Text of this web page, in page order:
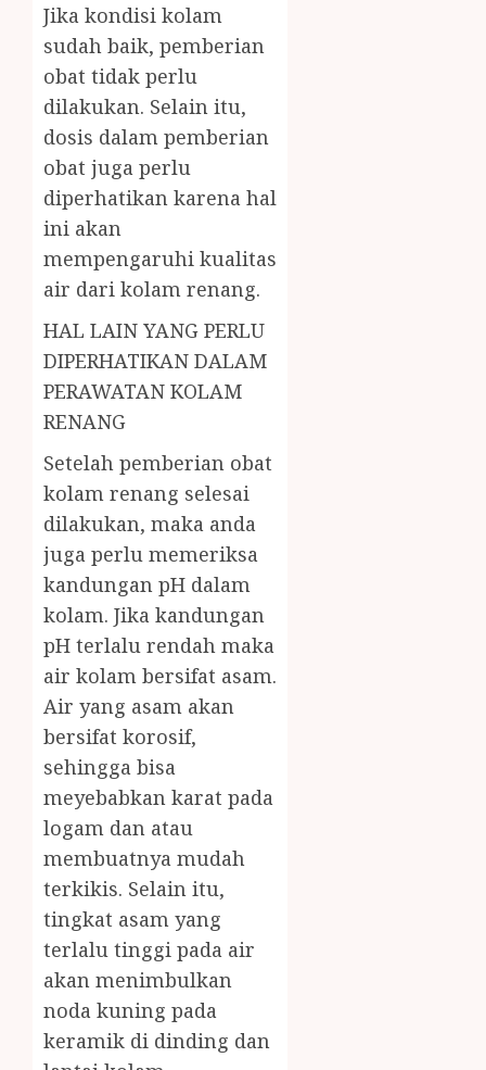
Jika kondisi kolam
sudah baik, pemberian
obat tidak perlu
dilakukan. Selain itu,
dosis dalam pemberian
obat juga perlu
diperhatikan karena hal
ini akan
mempengaruhi kualitas
air dari kolam renang.
HAL LAIN YANG PERLU
DIPERHATIKAN DALAM
PERAWATAN KOLAM
RENANG
Setelah pemberian obat
kolam renang selesai
dilakukan, maka anda
juga perlu memeriksa
kandungan pH dalam
kolam. Jika kandungan
pH terlalu rendah maka
air kolam bersifat asam.
Air yang asam akan
bersifat korosif,
sehingga bisa
meyebabkan karat pada
logam dan atau
membuatnya mudah
terkikis. Selain itu,
tingkat asam yang
terlalu tinggi pada air
akan menimbulkan
noda kuning pada
keramik di dinding dan